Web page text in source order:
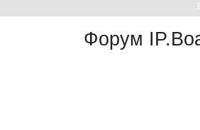
Форум